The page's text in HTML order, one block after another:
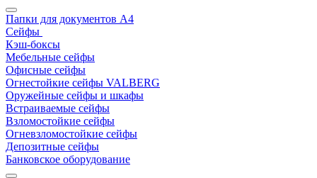
Папки для документов A4
Сейфы
Кэш-боксы
Мебельные сейфы
Офисные сейфы
Огнестойкие сейфы VALBERG
Оружейные сейфы и шкафы
Встраиваемые сейфы
Взломостойкие сейфы
Огневзломостойкие сейфы
Депозитные сейфы
Банковское оборудование